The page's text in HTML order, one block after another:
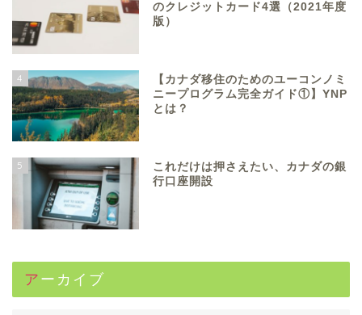
のクレジットカード4選（2021年度
版）
4
【カナダ移住のためのユーコンノミ
ニープログラム完全ガイド①】YNP
とは？
5
これだけは押さえたい、カナダの銀
行口座開設
アーカイブ